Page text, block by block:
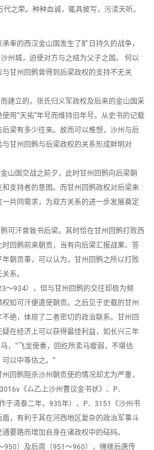
之荣。种种血诚，辄具披写，污渎天听。
奉的西汉金山国发生了旷日持久的战争，
州城，迫使对方与之结为父子之国。 何以
甘州回鹘曾得到后梁政权的支持不无关
建立的，张氏归义军政权及后来的金山国采
用“天祐”年号而维持旧年号。从史书的记载
梁有多少往来。故而可以推想，沙州与后
甘州回鹘与后梁政权的关系形成鲜明对
山国交战之前夕，此时甘州回鹘向后梁朝
支持者的意图。而甘州回鹘政权对后梁来
共同需求，为双方关系的进一步发展奠定
可汗曾致书后梁。其时恰在甘州回鹘打败西
回鹘前来朝贡，当有向后梁汇报战果、答
朝贡事，可以认为，甘州回鹘之所以打败
系。
～934），但与甘州回鹘的交往却极为频
知可汗便遣使朝贡。之后见于史载的甘州
绝，体现了二者密切的政治联系。甘州回
在经济上可以获得最佳利益，如长兴三年
，“飞龙使奏，回纥所卖马瘦弱，不堪估
以中等估之。”
回鹘阻杀沙州朝贡使的情况却尤为严重，
《厶乙上沙州曹议金书状》、P．
于清泰二年，935年）、P．3151《沙州书
，有利于其在河西地区复杂的政治军事斗
要路而增加自身在诸政权中的砝码。
950）及后周（951～960），绳继后唐传